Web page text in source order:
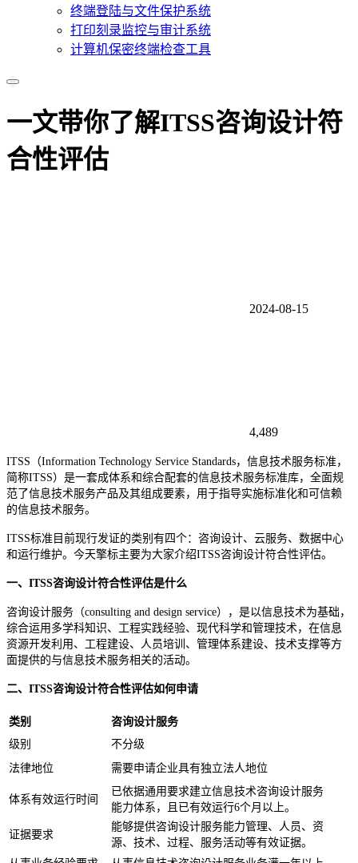
终端登陆与文件保护系统
打印刻录监控与审计系统
计算机保密终端检查工具
一文带你了解ITSS咨询设计符
合性评估
2024-08-15
4,489
ITSS（Information Technology Service Standards，信息技术服务标准，
简称ITSS）是一套成体系和综合配套的信息技术服务标准库，全面规
范了信息技术服务产品及其组成要素，用于指导实施标准化和可信赖
的信息技术服务。
ITSS标准目前现行发证的类别有四个：咨询设计、云服务、数据中心
和运行维护。今天擎标主要为大家介绍ITSS咨询设计符合性评估。
一、ITSS咨询设计符合性评估是什么
咨询设计服务（consulting and design service），是以信息技术为基础，
综合运用多学科知识、工程实践经验、现代科学和管理技术，在信息
资源开发利用、工程建设、人员培训、管理体系建设、技术支撑等方
面提供的与信息技术服务相关的活动。
二、ITSS咨询设计符合性评估如何申请
类别
咨询设计服务
级别
不分级
法律地位
需要申请企业具有独立法人地位
体系有效运行时间
已依据通用要求建立信息技术咨询设计服务
能力体系，且已有效运行6个月以上。
证据要求
能够提供咨询设计服务能力管理、人员、资
源、技术、过程、服务活动等有效证据。